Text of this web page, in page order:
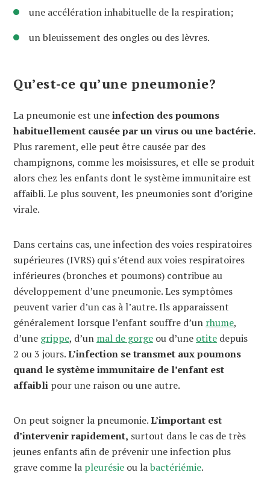
une accélération inhabituelle de la respiration;
un bleuissement des ongles ou des lèvres.
Qu’est-ce qu’une pneumonie?
La pneumonie est uneinfection des poumons
habituellement causée par un virus ou une bactérie.
Plus rarement, elle peut être causée par des
champignons, comme les moisissures, et elle se produit
alors chez les enfants dont le système immunitaire est
affaibli. Le plus souvent, les pneumonies sont d’origine
virale.
Dans certains cas, une infection des voies respiratoires
supérieures (IVRS) qui s’étend aux voies respiratoires
inférieures (bronches et poumons) contribue au
développement d’une pneumonie. Les symptômes
peuvent varier d’un cas à l’autre. Ils apparaissent
généralement lorsque l’enfant souffre d’un rhume,
d’une grippe, d’un mal de gorge ou d’une otite depuis
2 ou 3 jours.L’infection se transmet aux poumons
quand le système immunitaire de l’enfant est
affaibli pour une raison ou une autre.
On peut soigner la pneumonie.L’important est
d’intervenir rapidement, surtout dans le cas de très
jeunes enfants afin de prévenir une infection plus
grave comme la pleurésie ou labactériémie.